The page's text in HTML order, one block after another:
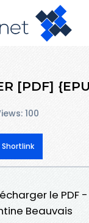
[PDF]
100
le PDF
Beauvais